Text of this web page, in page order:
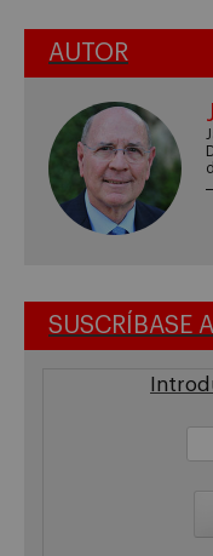
AUTOR
SUSCRÍBASE